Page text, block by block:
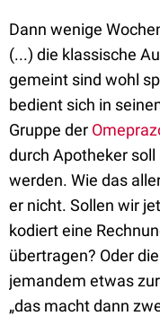
Dann wenige
(...) die klassische
gemeint sind wohl
bedient sich in
Gruppe der
durch Apotheker
werden. Wie das
er nicht. Sollen wir
kodiert eine
übertragen? Oder
jemandem etwas
„das macht dann